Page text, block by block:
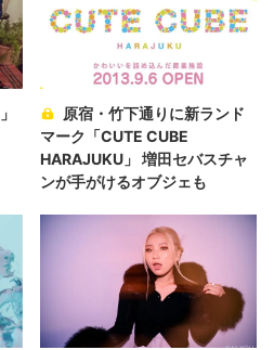
原宿・竹下通りに新ランド
マーク「CUTE CUBE
HARAJUKU」 増田セバスチャ
ンが手がけるオブジェも